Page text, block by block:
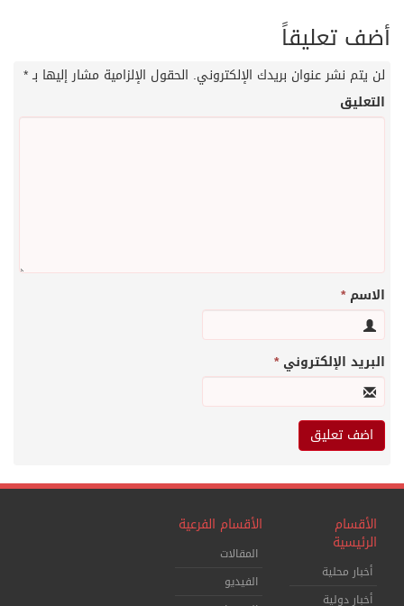
أضف تعليقاً
لن يتم نشر عنوان بريدك الإلكتروني. الحقول الإلزامية مشار إليها بـ*
التعليق
الاسم*
البريد الإلكتروني*
الأقسام
الرئيسية
أخبار محلية
أخبار دولية
الأقسام الفرعية
المقالات
الفيديو